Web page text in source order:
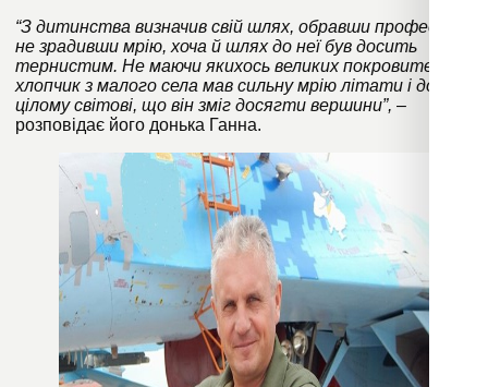
“З дитинства визначив свій шлях, обравши професію і
не зрадивши мрію, хоча й шлях до неї був досить
тернистим. Не маючи якихось великих покровителів,
хлопчик з малого села мав сильну мрію літати і довів
цілому світові, що він зміг досягти вершини”, –
розповідає його донька Ганна.